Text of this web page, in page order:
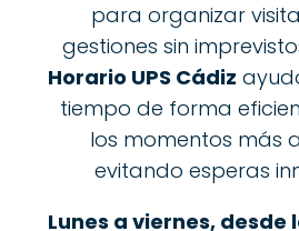
para organizar
gestiones sin
Horario UPS Cádiz
tiempo de forma
los momentos más
evitando esperas
Lunes a viernes, desde